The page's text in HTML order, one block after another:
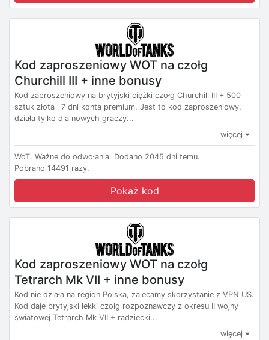
Kod zaproszeniowy WOT na czołg
Churchill III + inne bonusy
Kod zaproszeniowy na brytyjski ciężki czołg Churchill III + 500
sztuk złota i 7 dni konta premium. Jest to kod zaproszeniowy,
działa tylko dla nowych graczy...
więcej
WoT. Ważne do odwołania. Dodano 2045 dni temu.
Pobrano 14491 razy.
Pokaż kod
Kod zaproszeniowy WOT na czołg
Tetrarch Mk VII + inne bonusy
Kod nie działa na region Polska, zalecamy skorzystanie z VPN US.
Kod daje brytyjski lekki czołg rozpoznawczy z okresu II wojny
światowej Tetrarch Mk VII + radziecki...
więcej